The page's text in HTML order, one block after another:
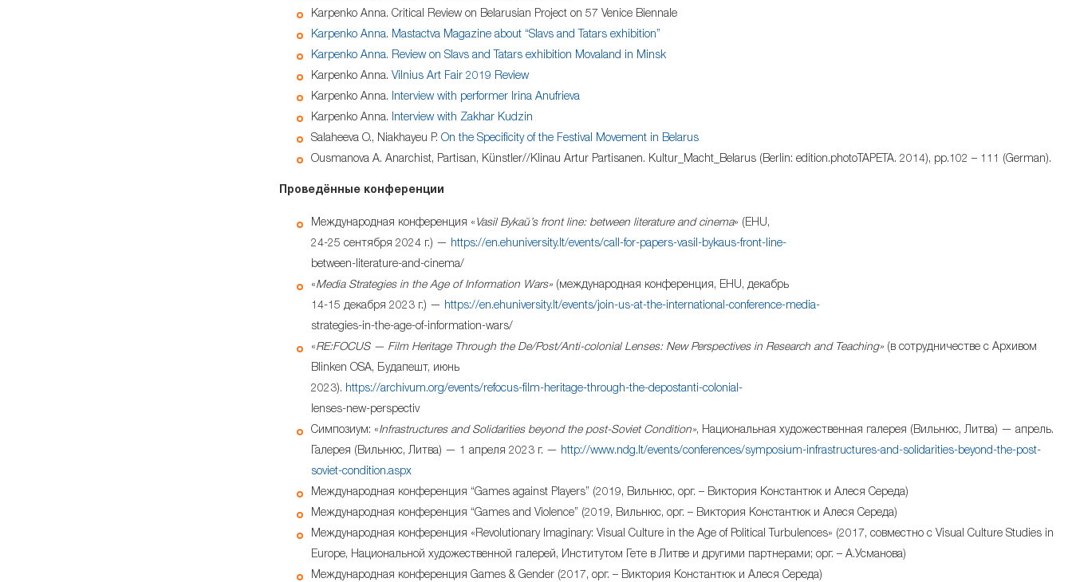
Karpenko Anna. Critical Review on Belarusian Project on 57 Venice Biennale
Karpenko Anna. Mastactva Magazine about “Slavs and Tatars exhibition”
Karpenko Anna. Review on Slavs and Tatars exhibition Movaland in Minsk
Karpenko Anna. Vilnius Art Fair 2019 Review
Karpenko Anna.
Interview with performer Irina Anufrieva
Karpenko Anna.
Interview with Zakhar Kudzin
Salaheeva O., Niakhayeu P. On the Specificity of the Festival Movement in Belarus
Ousmanova A. Anarchist, Partisan, Künstler//Klinau Artur Partisanen. Kultur_Macht_Belarus (Berlin: edition.photoTAPETA. 2014), pp.102 – 111 (German).
Проведённые конференции
Международная конференция « Vasil Bykaŭ’s front line: between literature and cinema» (EHU,
24-25 сентября 2024 г.) — https://en.ehuniversity.lt/events/call-for-papers-vasil-bykaus-front-line-
between-literature-and-cinema/
«Media Strategies in the Age of Information Wars»(международная конференция, EHU, декабрь
14-15 декабря 2023 г.) — https://en.ehuniversity.lt/events/join-us-at-the-international-conference-media-
strategies-in-the-age-of-information-wars/
«RE:FOCUS — Film Heritage Through the De/Post/Anti-colonial Lenses: New Perspectives in Research and Teaching»(в сотрудничестве с Архивом
Blinken OSA, Будапешт, июнь
2023). https://archivum.org/events/refocus-film-heritage-through-the-depostanti-colonial-
lenses-new-perspectiv
Симпозиум: «Infrastructures and Solidarities beyond the post-Soviet Condition», Национальная художественная галерея (Вильнюс, Литва) — апрель.
Галерея (Вильнюс, Литва) — 1 апреля 2023 г. — http://www.ndg.lt/events/conferences/symposium-infrastructures-and-solidarities-beyond-the-post-
soviet-condition.aspx
Международная конференция “Games against Players” (2019, Вильнюс, орг. – Виктория Константюк и Алеся Середа)
Международная конференция “Games and Violence” (2019, Вильнюс, орг. – Виктория Константюк и Алеся Середа)
Международная конференция «Revolutionary Imaginary: Visual Culture in the Age of Political Turbulences» (2017, совместно с Visual Culture Studies in
Europе, Национальной художественной галерей, Институтом Гете в Литве и другими партнерами; орг. – А.Усманова)
Международная конференция Games & Gender (2017, орг. – Виктория Константюк и Алеся Середа)